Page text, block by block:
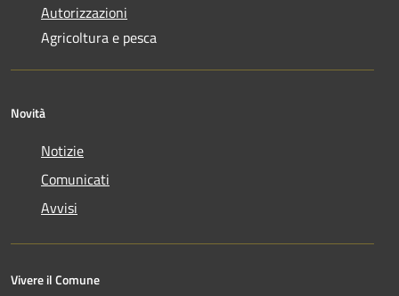
Autorizzazioni
Agricoltura e pesca
Novità
Notizie
Comunicati
Avvisi
Vivere il Comune